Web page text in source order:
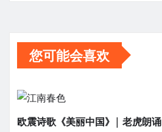
您可能会喜欢
欧震诗歌《美丽中国》| 老虎朗诵